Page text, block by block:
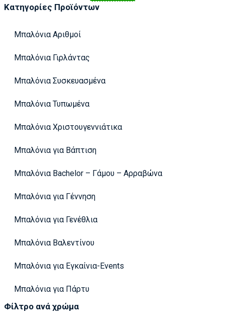
Κατηγορίες Προϊόντων
Μπαλόνια Αριθμοί
Μπαλόνια Γιρλάντας
Μπαλόνια Συσκευασμένα
Μπαλόνια Τυπωμένα
Μπαλόνια Χριστουγεννιάτικα
Μπαλόνια για Βάπτιση
Μπαλόνια Bachelor – Γάμου – Αρραβώνα
Μπαλόνια για Γέννηση
Μπαλόνια για Γενέθλια
Μπαλόνια Βαλεντίνου
Μπαλόνια για Εγκαίνια-Events
Μπαλόνια για Πάρτυ
Φίλτρο ανά χρώμα